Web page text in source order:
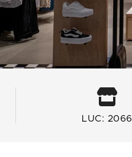
LUC: 2066